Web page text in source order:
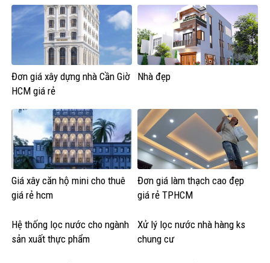
Đơn giá xây dựng nhà Cần Giờ
HCM giá rẻ
Nhà đẹp
Giá xây căn hộ mini cho thuê
giá rẻ hcm
Đơn giá làm thạch cao đẹp
giá rẻ TPHCM
Hệ thống lọc nước cho ngành
sản xuất thực phẩm
Xử lý lọc nước nhà hàng ks
chung cư